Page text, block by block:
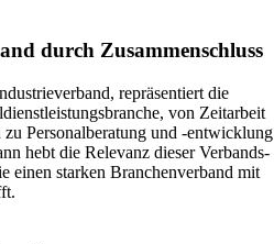
durch Zusammenschluss
reprä­sen­tiert die
von Zeitarbeit
Perso­nal­be­ratung und
hebt die Relevanz dieser Verbands­
einen starken Branchen­verband mit